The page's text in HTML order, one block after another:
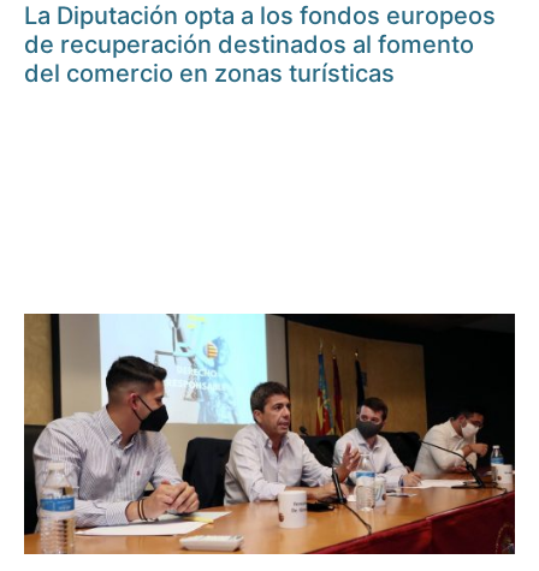
La Diputación opta a los fondos europeos
de recuperación destinados al fomento
del comercio en zonas turísticas